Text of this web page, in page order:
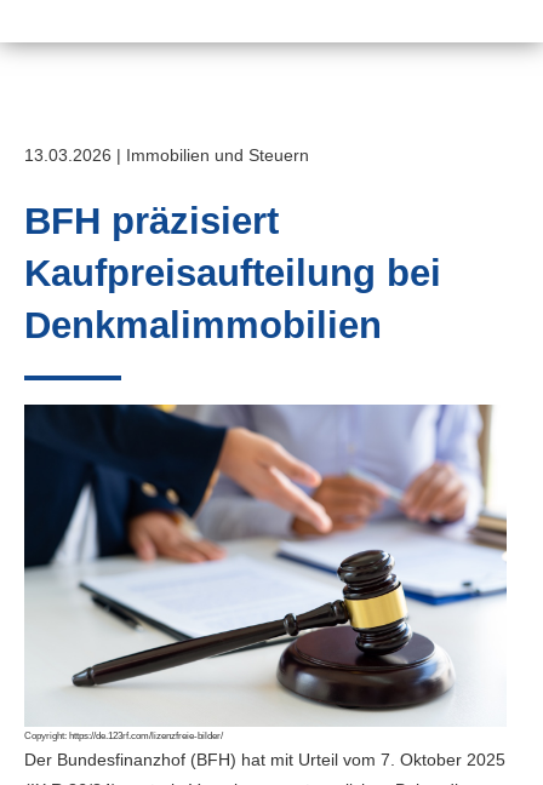
13.03.2026 | Immobilien und Steuern
BFH präzisiert
Kaufpreisaufteilung bei
Denkmalimmobilien
Copyright: https://de.123rf.com/lizenzfreie-bilder/
Der Bundesfinanzhof (BFH) hat mit Urteil vom 7. Oktober 2025